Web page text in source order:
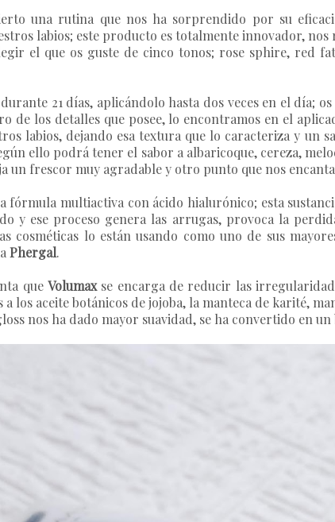
una rutina que nos ha sorprendido por su
labios; este producto es totalmente innovador, nos
el que os guste de cinco tonos; rose sphire, red
21 días, aplicándolo hasta dos veces en el día;
de los detalles que posee, lo encontramos en el
labios, dejando esa textura que lo caracteriza y
ello podrá tener el sabor a albaricoque, cereza,
un frescor muy agradable y otro punto que nos encanta
fórmula multiactiva con ácido hialurónico; esta
y ese proceso genera las arrugas, provoca la
cosméticas lo están usando como uno de sus
Phergal.
que Volumax se encarga de reducir las
los aceite botánicos de jojoba, la manteca de karité,
nos ha dado mayor suavidad, se ha convertido en